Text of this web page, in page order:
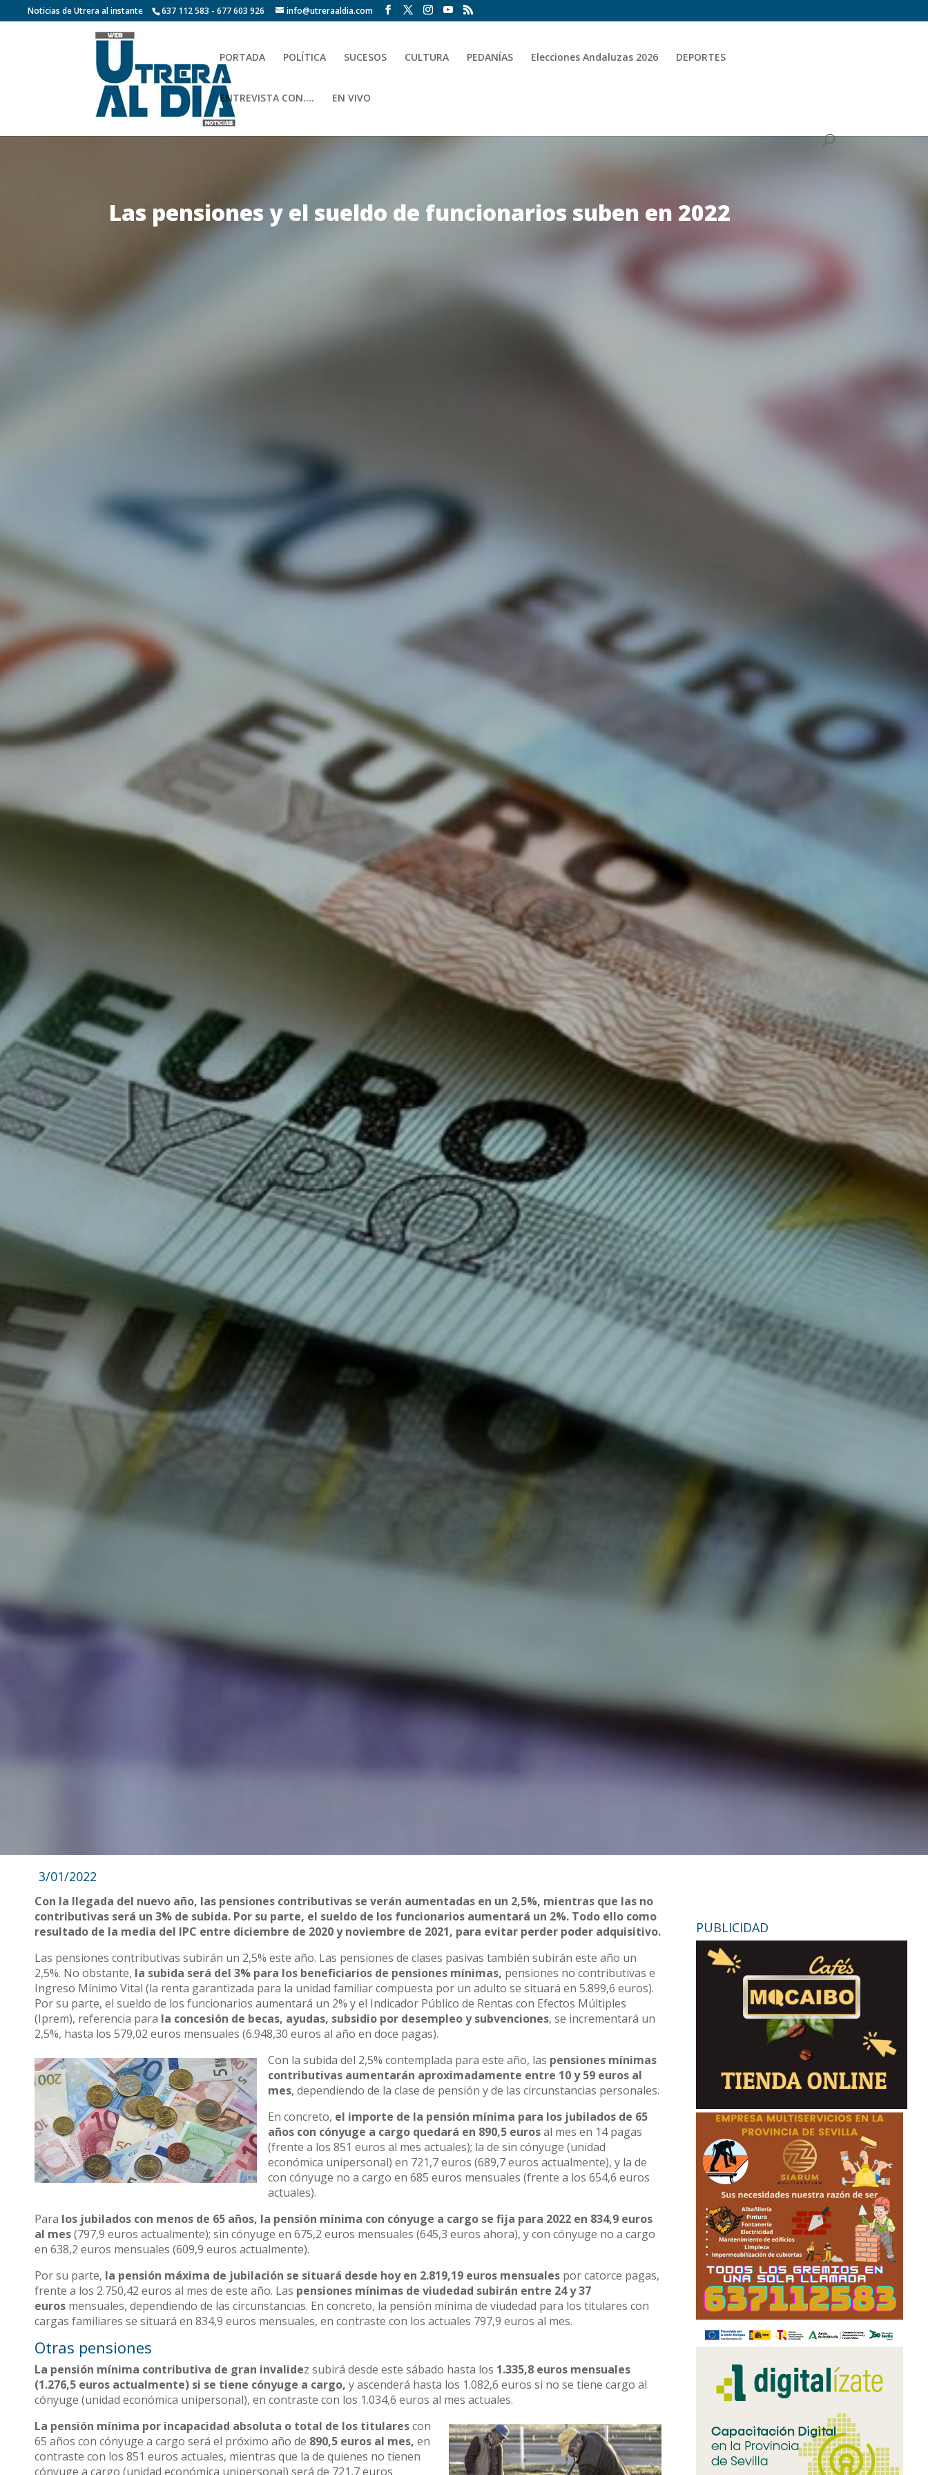
Noticias de Utrera al instante 637 112 583 - 677 603 926 info@utreraaldia.com
PORTADA POLÍTICA SUCESOS CULTURA PEDANÍAS Elecciones Andaluzas 2026 DEPORTES
ENTREVISTA CON…. EN VIVO
Las pensiones y el sueldo de funcionarios suben en 2022
3/01/2022
Con la llegada del nuevo año, las pensiones contributivas se verán aumentadas en un 2,5%, mientras que las no
contributivas será un 3% de subida. Por su parte, el sueldo de los funcionarios aumentará un 2%. Todo ello como
resultado de la media del IPC entre diciembre de 2020 y noviembre de 2021, para evitar perder poder adquisitivo.
Las pensiones contributivas subirán un 2,5% este año. Las pensiones de clases pasivas también subirán este año un
2,5%. No obstante, la subida será del 3% para los beneficiarios de pensiones mínimas, pensiones no contributivas e
Ingreso Mínimo Vital (la renta garantizada para la unidad familiar compuesta por un adulto se situará en 5.899,6 euros).
Por su parte, el sueldo de los funcionarios aumentará un 2% y el Indicador Público de Rentas con Efectos Múltiples
(Iprem), referencia para la concesión de becas, ayudas, subsidio por desempleo y subvenciones, se incrementará un
2,5%, hasta los 579,02 euros mensuales (6.948,30 euros al año en doce pagas).
Con la subida del 2,5% contemplada para este año, las pensiones mínimas
contributivas aumentarán aproximadamente entre 10 y 59 euros al
mes, dependiendo de la clase de pensión y de las circunstancias personales.
En concreto, el importe de la pensión mínima para los jubilados de 65
años con cónyuge a cargo quedará en 890,5 eurosal mes en 14 pagas
(frente a los 851 euros al mes actuales); la de sin cónyuge (unidad
económica unipersonal) en 721,7 euros (689,7 euros actualmente), y la de
con cónyuge no a cargo en 685 euros mensuales (frente a los 654,6 euros
actuales).
Para los jubilados con menos de 65 años, la pensión mínima con cónyuge a cargo se fija para 2022 en 834,9 euros
al mes(797,9 euros actualmente); sin cónyuge en 675,2 euros mensuales (645,3 euros ahora), y con cónyuge no a cargo
en 638,2 euros mensuales (609,9 euros actualmente).
Por su parte, la pensión máxima de jubilación se situará desde hoy en 2.819,19 euros mensuales por catorce pagas,
frente a los 2.750,42 euros al mes de este año. Las pensiones mínimas de viudedad subirán entre 24 y 37
euros mensuales, dependiendo de las circunstancias. En concreto, la pensión mínima de viudedad para los titulares con
cargas familiares se situará en 834,9 euros mensuales, en contraste con los actuales 797,9 euros al mes.
Otras pensiones
La pensión mínima contributiva de gran invalidez subirá desde este sábado hasta los 1.335,8 euros mensuales
(1.276,5 euros actualmente) si se tiene cónyuge a cargo, y ascenderá hasta los 1.082,6 euros si no se tiene cargo al
cónyuge (unidad económica unipersonal), en contraste con los 1.034,6 euros al mes actuales.
La pensión mínima por incapacidad absoluta o total de los titularescon
65 años con cónyuge a cargo será el próximo año de 890,5 euros al mes, en
contraste con los 851 euros actuales, mientras que la de quienes no tienen
cónyuge a cargo (unidad económica unipersonal) será de 721,7 euros
PUBLICIDAD